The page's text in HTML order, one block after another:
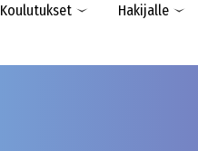
Koulutukset Hakijalle